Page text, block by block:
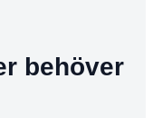
behöver